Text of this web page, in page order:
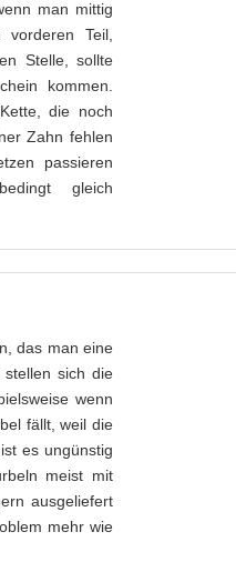
man mittig
Teil,
Stelle, sollte
kommen.
die noch
Zahn fehlen
passieren
gleich
das man eine
stellen sich die
wenn
fällt, weil die
es ungünstig
meist mit
ausgeliefert
mehr wie